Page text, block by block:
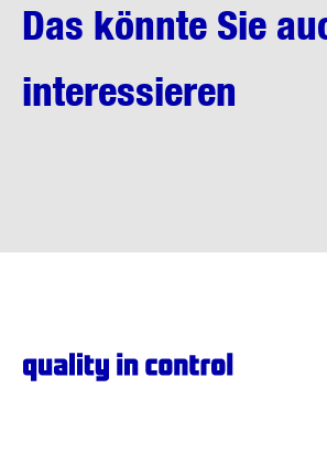
Das könnte Sie
interessieren